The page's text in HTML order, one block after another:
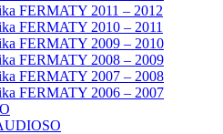
FERMATY 2011 – 2012
FERMATY 2010 – 2011
FERMATY 2009 – 2010
FERMATY 2008 – 2009
FERMATY 2007 – 2008
FERMATY 2006 – 2007